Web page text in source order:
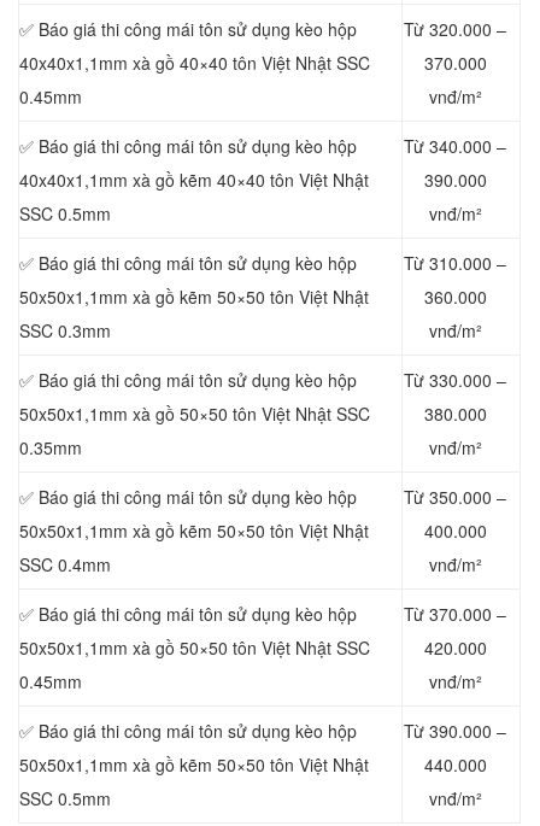
✅ Báo giá thi công mái tôn sử dụng kèo hộp
40x40x1,1mm xà gồ 40×40 tôn Việt Nhật SSC
0.45mm
Từ 320.000 –
370.000
vnđ/m²
✅ Báo giá thi công mái tôn sử dụng kèo hộp
40x40x1,1mm xà gồ kẽm 40×40 tôn Việt Nhật
SSC 0.5mm
Từ 340.000 –
390.000
vnđ/m²
✅ Báo giá thi công mái tôn sử dụng kèo hộp
50x50x1,1mm xà gồ kẽm 50×50 tôn Việt Nhật
SSC 0.3mm
Từ 310.000 –
360.000
vnđ/m²
✅ Báo giá thi công mái tôn sử dụng kèo hộp
50x50x1,1mm xà gồ 50×50 tôn Việt Nhật SSC
0.35mm
Từ 330.000 –
380.000
vnđ/m²
✅ Báo giá thi công mái tôn sử dụng kèo hộp
50x50x1,1mm xà gồ kẽm 50×50 tôn Việt Nhật
SSC 0.4mm
Từ 350.000 –
400.000
vnđ/m²
✅ Báo giá thi công mái tôn sử dụng kèo hộp
50x50x1,1mm xà gồ 50×50 tôn Việt Nhật SSC
0.45mm
Từ 370.000 –
420.000
vnđ/m²
✅ Báo giá thi công mái tôn sử dụng kèo hộp
50x50x1,1mm xà gồ kẽm 50×50 tôn Việt Nhật
SSC 0.5mm
Từ 390.000 –
440.000
vnđ/m²